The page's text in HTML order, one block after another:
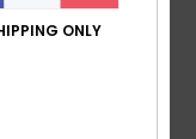
ONLY